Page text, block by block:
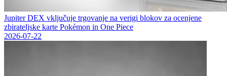
Jupiter DEX vključuje trgovanje na verigi blokov za ocenjene
zbirateljske karte Pokémon in One Piece
2026-07-22